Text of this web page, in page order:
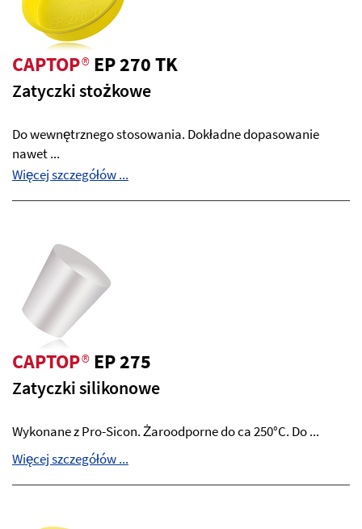
CAPTOP®EP 270 TK
Zatyczki stożkowe
Do wewnętrznego stosowania. Dokładne dopasowanie
nawet ...
Więcej szczegółów ...
CAPTOP®EP 275
Zatyczki silikonowe
Wykonane z Pro-Sicon. Żaroodporne do ca 250°C. Do ...
Więcej szczegółów ...